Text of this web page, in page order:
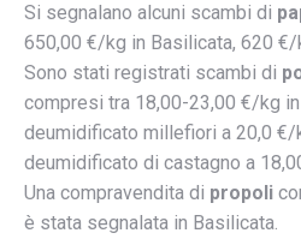
Si segnalano alcuni scambi di
650,00 €/kg in Basilicata, 620 €/
Sono stati registrati scambi di
compresi tra 18,00-23,00 €/kg
deumidificato millefiori a 20,0
deumidificato di castagno a
Una compravendita di propoli
è stata segnalata in Basilicata.